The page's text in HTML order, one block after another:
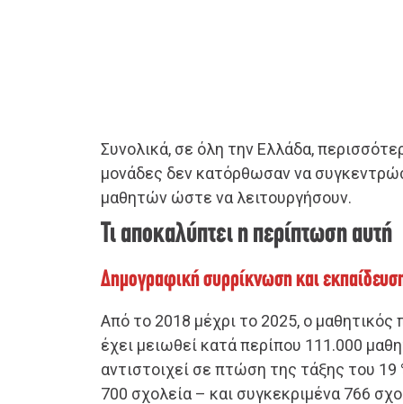
Συνολικά, σε όλη την Ελλάδα,
μονάδες δεν κατόρθωσαν να
μαθητών ώστε να λειτουργήσουν.
Τι αποκαλύπτει η περίπτωση αυτή
Δημογραφική συρρίκνωση και
Από το 2018 μέχρι το 2025, ο
έχει μειωθεί κατά περίπου 111.000
αντιστοιχεί σε πτώση της τάξης του
700 σχολεία – και συγκεκριμένα 766